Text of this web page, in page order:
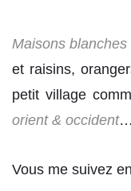
Maisons
et raisins,
petit village
orient & occident…
Vous me suivez